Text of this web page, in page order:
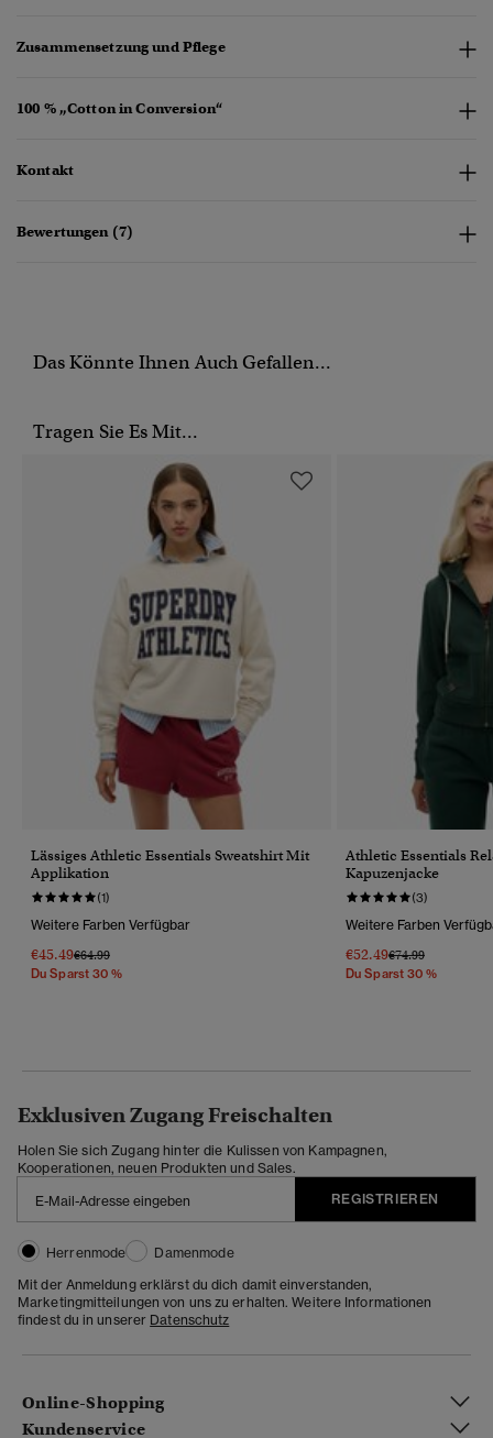
Zusammensetzung und Pflege
100 % „Cotton in Conversion“
Kontakt
Bewertungen (7)
Das Könnte Ihnen Auch Gefallen...
Tragen Sie Es Mit...
Lässiges Athletic Essentials Sweatshirt Mit
Applikation
(1)
Weitere Farben Verfügbar
€45.49Preis Wurde Reduziert Von
€64.99Bis
Du Sparst 30 %
Athletic Essentials
Kapuzenjacke
(3)
Weitere Farben
€52.49Preis Wurde
€74.99Bis
Du Sparst 30 %
Exklusiven Zugang Freischalten
Holen Sie sich Zugang hinter die Kulissen von Kampagnen,
Kooperationen, neuen Produkten und Sales.
REGISTRIEREN
Herrenmode
Damenmode
Mit der Anmeldung erklärst du dich damit einverstanden,
Marketingmitteilungen von uns zu erhalten. Weitere Informationen
findest du in unserer Datenschutz
Online-Shopping
Kundenservice